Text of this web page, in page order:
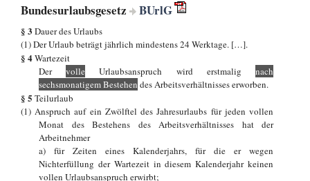
Bundesurlaubsgesetz BUrlG
§ 3 Dauer des Urlaubs
(1) Der Urlaub beträgt jährlich mindestens 24 Werktage. […].
§ 4Wartezeit
Dervolle Urlaubsanspruch wird erstmalignach
sechsmonatigem Bestehen des Arbeitsverhältnisses erworben.
§ 5 Teilurlaub
(1) Anspruch auf ein Zwölftel des Jahresurlaubs für jeden vollen
Monat des Bestehens des Arbeitsverhältnisses hat der
Arbeitnehmer
a) für Zeiten eines Kalenderjahrs, für die er wegen
Nichterfüllung der Wartezeit in diesem Kalenderjahr keinen
vollen Urlaubsanspruch erwirbt;